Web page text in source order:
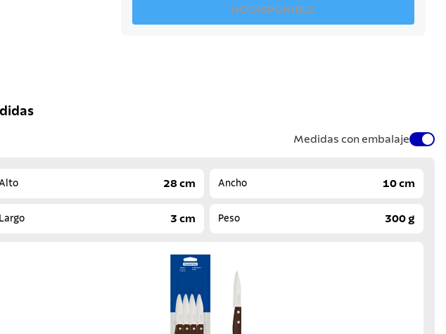
NO DISPONIBLE
Medidas con embalaje
28 cm Ancho 10 cm
Largo 3 cm Peso 300 g